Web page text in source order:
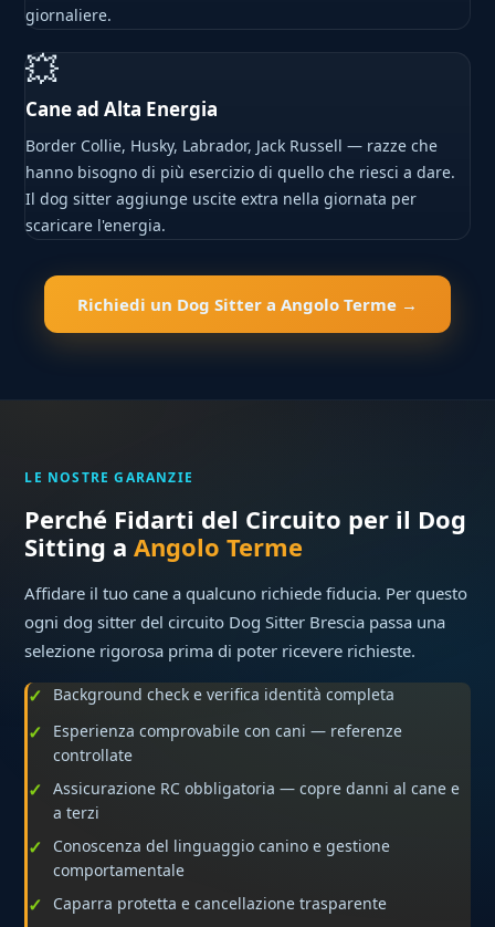
giornaliere.
💥
Cane ad Alta Energia
Border Collie, Husky, Labrador, Jack Russell — razze che
hanno bisogno di più esercizio di quello che riesci a dare.
Il dog sitter aggiunge uscite extra nella giornata per
scaricare l'energia.
Richiedi un Dog Sitter a Angolo Terme →
LE NOSTRE GARANZIE
Perché Fidarti del Circuito per il Dog
Sitting aAngolo Terme
Affidare il tuo cane a qualcuno richiede fiducia. Per questo
ogni dog sitter del circuito Dog Sitter Brescia passa una
selezione rigorosa prima di poter ricevere richieste.
Background check e verifica identità completa
Esperienza comprovabile con cani — referenze
controllate
Assicurazione RC obbligatoria — copre danni al cane e
a terzi
Conoscenza del linguaggio canino e gestione
comportamentale
Caparra protetta e cancellazione trasparente